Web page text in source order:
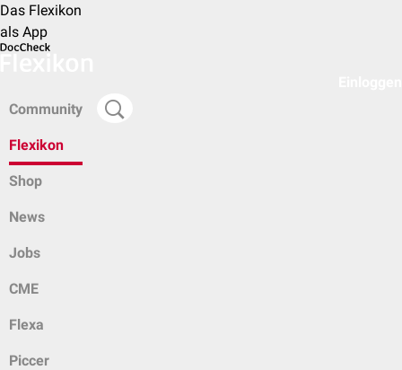
Das Flexikon
als App
Community
Flexikon
Shop
News
Jobs
CME
Flexa
Piccer